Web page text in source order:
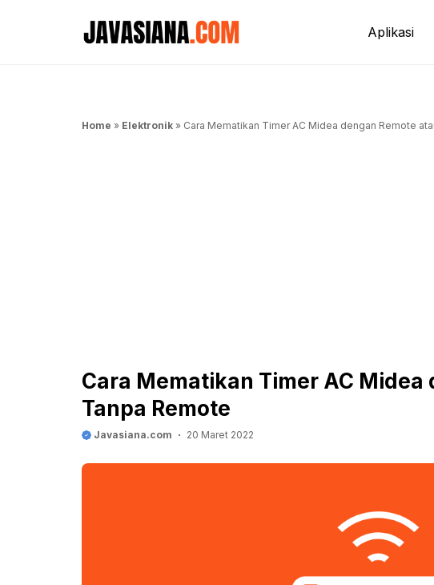
Aplikasi
Home » Elektronik » Cara Mematikan Timer AC Midea dengan Remote
Cara Mematikan Timer AC Midea
Tanpa Remote
Javasiana.com 20 Maret 2022